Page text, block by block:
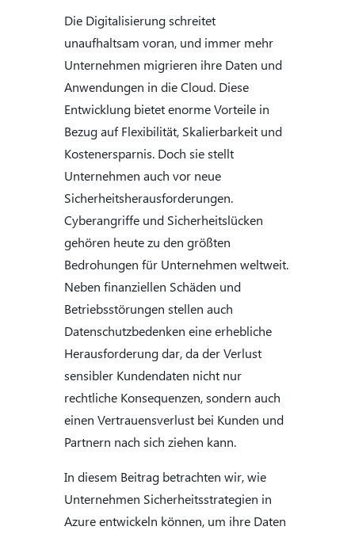
Die Digitalisierung schreitet
unaufhaltsam voran, und immer mehr
Unternehmen migrieren ihre Daten und
Anwendungen in die Cloud. Diese
Entwicklung bietet enorme Vorteile in
Bezug auf Flexibilität, Skalierbarkeit und
Kostenersparnis. Doch sie stellt
Unternehmen auch vor neue
Sicherheitsherausforderungen.
Cyberangriffe und Sicherheitslücken
gehören heute zu den größten
Bedrohungen für Unternehmen weltweit.
Neben finanziellen Schäden und
Betriebsstörungen stellen auch
Datenschutzbedenken eine erhebliche
Herausforderung dar, da der Verlust
sensibler Kundendaten nicht nur
rechtliche Konsequenzen, sondern auch
einen Vertrauensverlust bei Kunden und
Partnern nach sich ziehen kann.
In diesem Beitrag betrachten wir, wie
Unternehmen Sicherheitsstrategien in
Azure entwickeln können, um ihre Daten